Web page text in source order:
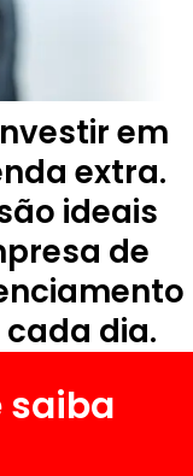
em
extra.
ideais
de
cada dia.
saiba